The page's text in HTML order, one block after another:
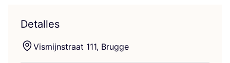
Detalles
Vis­mijns­traat 111, Brugge